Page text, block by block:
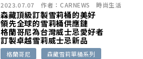
類別，於是便誕生了這款向「清冠一號」
草本配方致敬、融入許多「加零」等設計
巧思的好飲學院「2023苦口琴酒限量
版」。
2023.07.07 作者： CARNEWS 時尚生活
森藏頂級訂製雪莉桶的美好
領先全球的雪莉桶供應鏈
格蘭哥尼為台灣威士忌愛好者
訂製卓越雪莉威士忌新品
格蘭哥尼
森藏雪莉單桶系列